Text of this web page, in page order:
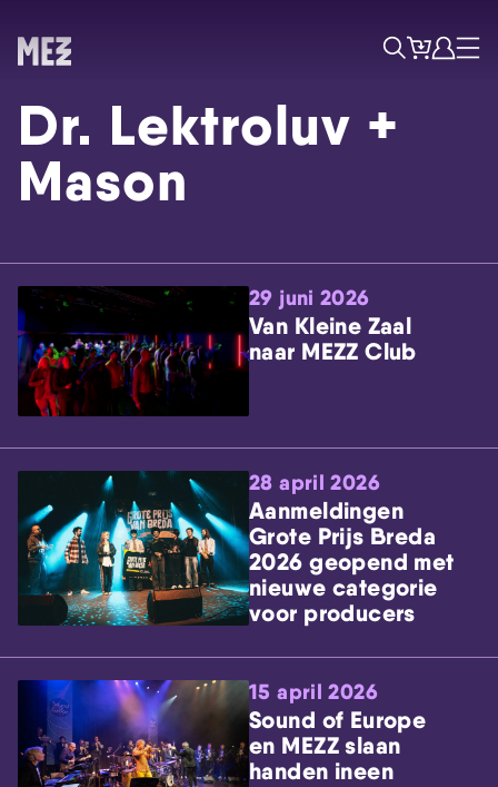
Skip navigatie
ZoekTicketsAccount
Menu
Dr. Lektroluv +
Mason
29 juni 2026
Van Kleine Zaal
naar MEZZ Club
28 april 2026
Aanmeldingen
Grote Prijs Breda
2026 geopend met
nieuwe categorie
voor producers
15 april 2026
Sound of Europe
en MEZZ slaan
handen ineen